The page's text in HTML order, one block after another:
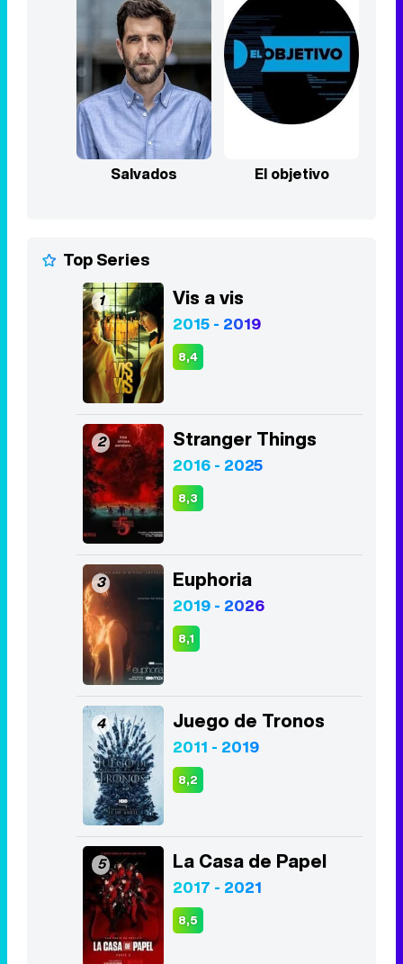
Salvados El objetivo
Top Series
1 Vis a vis
2015 - 2019
8,4
2 Stranger Things
2016 - 2025
8,3
3 Euphoria
2019 - 2026
8,1
4 Juego de Tronos
2011 - 2019
8,2
5 La Casa de Papel
2017 - 2021
8,5